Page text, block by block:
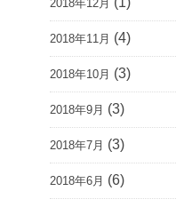
2018年12月
2018年11月 (4)
2018年10月 (3)
2018年9月 (3)
2018年7月 (3)
2018年6月 (6)